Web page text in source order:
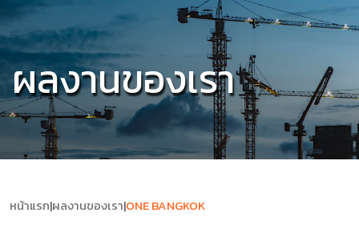
ผลงานของเรา
หน้าแรก|ผลงานของเรา|ONE BANGKOK